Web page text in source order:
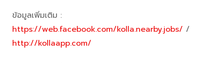
ข้อมูลเพิ่มเติม :
https://web.facebook.com/kolla.nearby.jobs/ /
http://kollaapp.com/